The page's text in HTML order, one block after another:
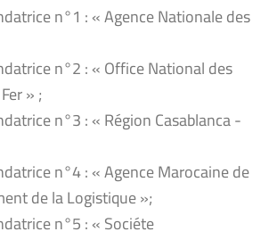
n°1 : « Agence Nationale des
n°2 : « Office National des
» ;
n°3 : « Région Casablanca -
n°4 : « Agence Marocaine de
de la Logistique »;
n°5 : « Sociéte